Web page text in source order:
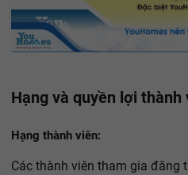
Hạng và quyền lợi thành
Hạng thành viên:
Các thành viên tham gia